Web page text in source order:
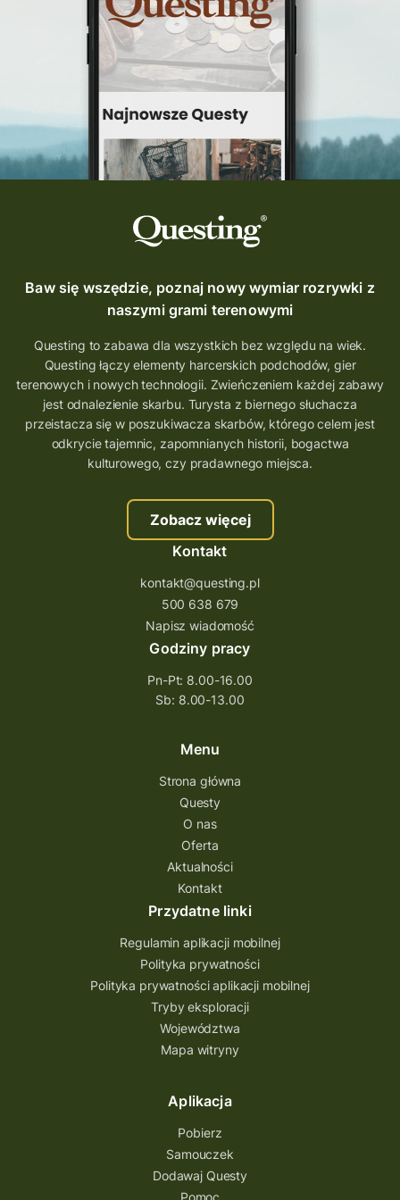
Questing Świętokrzyskie
questing śląskie
Quest Szlak Przygody
przygoda
nowy quest
najlepsze questy
wycieczki
turystyka przygodowa
Szlak Przygody
szkolenie
szkło
scieżka questingowa
questy w Polsce
questujznami
QUESTOMANIA
questing.pl
Quest Koziołek Matołek
gra miejska
co zobaczyć na Śląsku
aplikacja questy
aplikacja gry terenowe
wielkopolskie questy
wakacje z questami
trenerzy questingu
szkolenie tworzenie questów
szkolenie questing
Stefan Żeromski
ścieżka
Rzeszów
questy świętokrzyskie
questujwpolsce
questuj z nami
questingwyprawa po skarb
questingowy projekt współpracy
questing wielkopolska
Questing Przecławski
Questing Łódzkie
questing gry terenowe
Quest Świętokrzyskie
quest na szlaku Przygody
Quest Bolestraszyce
Quest Arboretum
Przecław Quest
projekt
Pogórze Dynowskie
Partnerstwo Questingu
Park Etnograficzny w Tokarni
Park Etnograficzny
natura
mazowieckie
Hutniczy Ostrowiec
gry terenowe
gry edukacyjne
Baw się wszędzie, poznaj nowy wymiar rozrywki z
naszymi grami terenowymi
Questing to zabawa dla wszystkich bez względu na wiek.
Questing łączy elementy harcerskich podchodów, gier
terenowych i nowych technologii. Zwieńczeniem każdej zabawy
jest odnalezienie skarbu. Turysta z biernego słuchacza
przeistacza się w poszukiwacza skarbów, którego celem jest
odkrycie tajemnic, zapomnianych historii, bogactwa
kulturowego, czy pradawnego miejsca.
Zobacz więcej
Kontakt
kontakt@questing.pl
500 638 679
Napisz wiadomość
Godziny pracy
Pn-Pt: 8.00-16.00
Sb: 8.00-13.00
Menu
Strona główna
Questy
O nas
Oferta
Aktualności
Kontakt
Przydatne linki
Regulamin aplikacji mobilnej
Polityka prywatności
Polityka prywatności aplikacji mobilnej
Tryby eksploracji
Województwa
Mapa witryny
Aplikacja
Pobierz
Samouczek
Dodawaj Questy